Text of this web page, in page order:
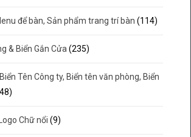
để bàn, Sản phẩm trang trí bàn (114)
& Biển Gắn Cửa (235)
Tên Công ty, Biển tên văn phòng, Biển
Chữ nổi (9)